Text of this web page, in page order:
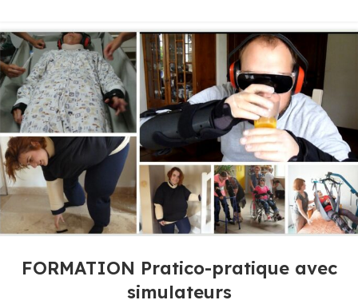
FORMATION Pratico-pratique avec
simulateurs